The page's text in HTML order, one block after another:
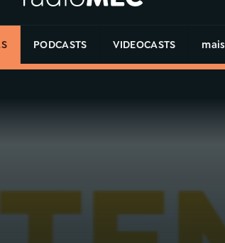
PODCASTS VIDEOCASTS mais